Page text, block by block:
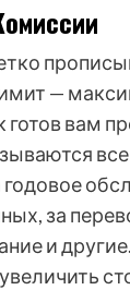
—
готов вам
за
и